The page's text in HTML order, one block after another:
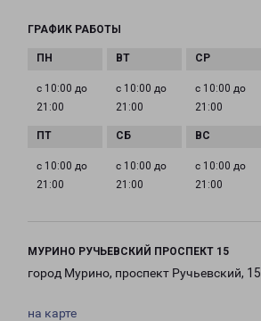
ГРАФИК РАБОТЫ
с 10:00 до
21:00
с 10:00 до
21:00
с 10:00 до
21:00
с 10:00 до
21:00
с 10:00 до
21:00
с 10:00 до
21:00
МУРИНО РУЧЬЕВСКИЙ ПРОСПЕКТ 15
город Мурино, проспект Ручьевский, 15
на карте